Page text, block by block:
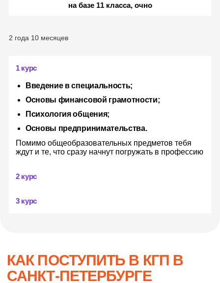
на базе 11 класса, очно
2 года 10 месяцев
1 курс
Введение в специальность;
Основы финансовой грамотности;
Психология общения;
Основы предпринимательства.
Помимо общеобразовательных предметов тебя
ждут и те, что сразу начнут погружать в профессию
2 курс
3 курс
КАК ПОСТУПИТЬ В КГП В
САНКТ-ПЕТЕРБУРГЕ
класса в Санкт-Петербурге -
поступление без ОГЭ - КГП